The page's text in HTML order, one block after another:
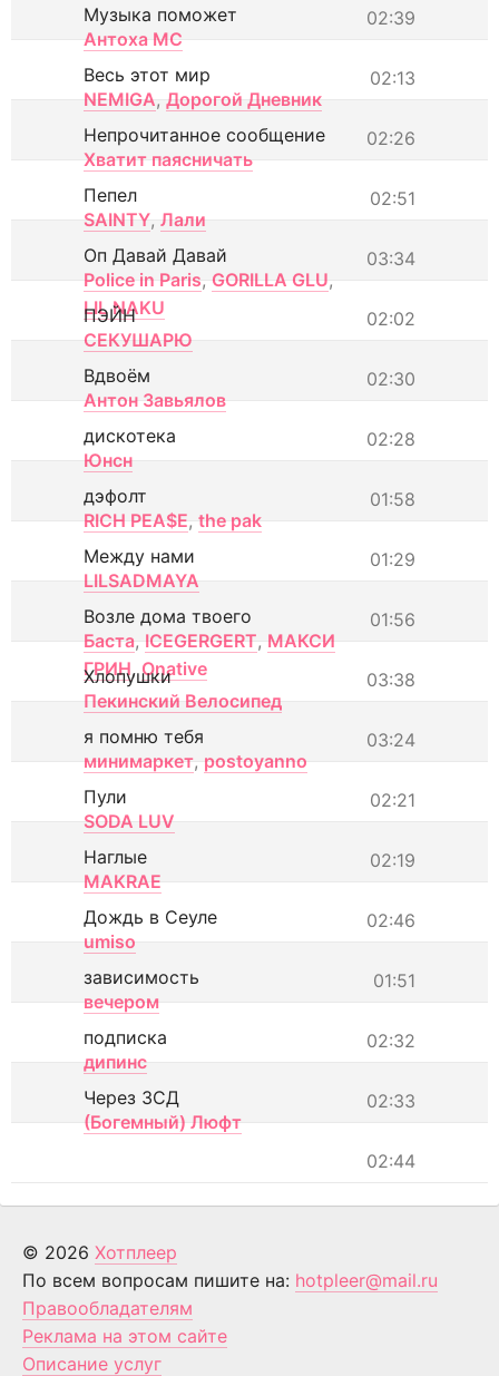
02:39
Музыка поможет
Антоха МС
02:13
Весь этот мир
NEMIGA, Дорогой Дневник
02:26
Непрочитанное сообщение
Хватит паясничать
02:51
Пепел
SAINTY, Лали
03:34
Оп Давай Давай
Police in Paris, GORILLA GLU,
LIL NAKU
02:02
ПЭЙН
СЕКУШАРЮ
02:30
Вдвоём
Антон Завьялов
02:28
дискотека
Юнсн
01:58
дэфолт
RICH PEA$E, the pak
01:29
Между нами
LILSADMAYA
01:56
Возле дома твоего
Баста, ICEGERGERT, МАКСИ
ГРИН, Onative 03:38
Хлопушки
Пекинский Велосипед
03:24
я помню тебя
минимаркет, postoyanno
02:21
Пули
SODA LUV
02:19
Наглые
MAKRAE
02:46
Дождь в Сеуле
umiso
01:51
зависимость
вечером
02:32
подписка
дипинс
02:33
Через ЗСД
(Богемный) Люфт
02:44
© 2026 Хотплеер
По всем вопросам пишите на: hotpleer@mail.ru
Правообладателям
Реклама на этом сайте
Описание услуг